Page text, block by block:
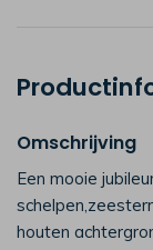
Omschrijving
Een mooie
houten